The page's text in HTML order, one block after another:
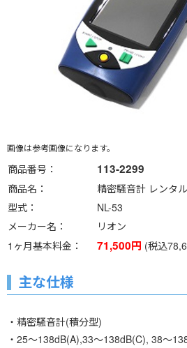
画像は参考画像になります。
商品番号 113-2299
商品名
精密騒音計 レンタル
型式
NL-53
メーカー名
リオン
1ヶ月基本料金
71,500円 (税込
主な仕様
・精密騒音計(積分型)
・25～138dB(A),33～138dB(C), 38～